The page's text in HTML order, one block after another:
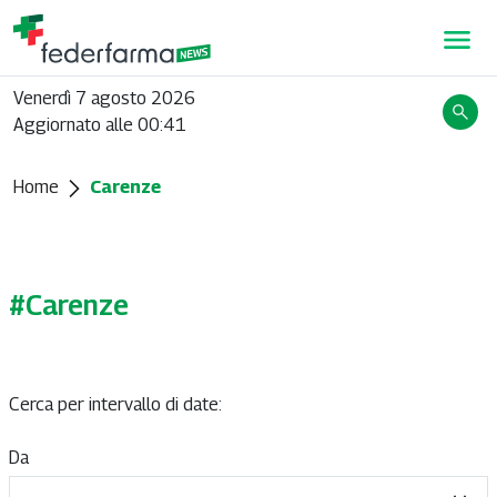
Venerdì 7 agosto 2026
Aggiornato alle 00:41
Home Carenze
#Carenze
Cerca per intervallo di date:
Da